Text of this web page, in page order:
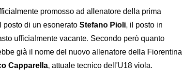
promosso ad allenatore della prima
posto di un esonerato Stefano Pioli, il posto in
ufficialmente vacante. Secondo però quanto
già il nome del nuovo allenatore della Fiorentina
Capparella, attuale tecnico dell'U18 viola.